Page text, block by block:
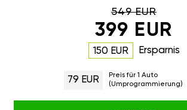
549 EUR
399 EUR
150 EUR Ersparnis
79 EUR
Preis für 1 Auto
(Umprogrammierung)